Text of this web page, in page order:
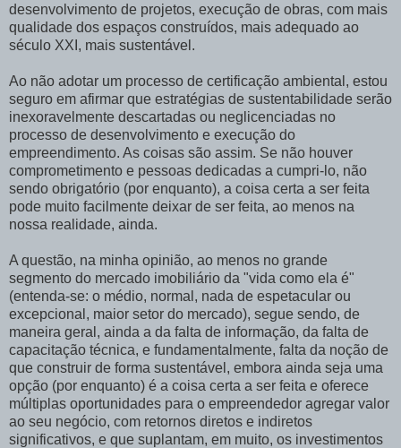
desenvolvimento de projetos, execução de obras, com mais
qualidade dos espaços construídos, mais adequado ao
século XXI, mais sustentável.
Ao não adotar um processo de certificação ambiental, estou
seguro em afirmar que estratégias de sustentabilidade serão
inexoravelmente descartadas ou neglicenciadas no
processo de desenvolvimento e execução do
empreendimento. As coisas são assim. Se não houver
comprometimento e pessoas dedicadas a cumpri-lo, não
sendo obrigatório (por enquanto), a coisa certa a ser feita
pode muito facilmente deixar de ser feita, ao menos na
nossa realidade, ainda.
A questão, na minha opinião, ao menos no grande
segmento do mercado imobiliário da "vida como ela é"
(entenda-se: o médio, normal, nada de espetacular ou
excepcional, maior setor do mercado), segue sendo, de
maneira geral, ainda a da falta de informação, da falta de
capacitação técnica, e fundamentalmente, falta da noção de
que construir de forma sustentável, embora ainda seja uma
opção (por enquanto) é a coisa certa a ser feita e oferece
múltiplas oportunidades para o empreendedor agregar valor
ao seu negócio, com retornos diretos e indiretos
significativos, e que suplantam, em muito, os investimentos